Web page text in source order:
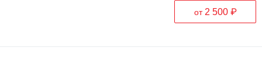
от 2 500 ₽